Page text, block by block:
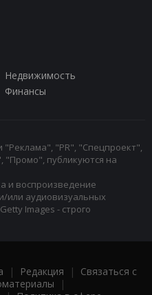
Недвижимость
Финансы
"PR", "Спецпроект",
"Промо", публикуются на
и воспроизведение
или аудиовизуальных
Images - строго
| Редакция | Связаться с
|